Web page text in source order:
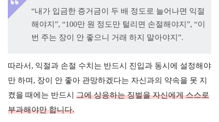
“내가 입금한 증거금이 두 배 정도로 늘어나면 익절
해야지”, “100만 원 정도만 털리면 손절해야지”, “이
번 주는 장이 안 좋으니 거래 하지 말아야지”.
따라서, 익절과 손절 수치는 반드시 진입과 동시에 설정해야
만 하며, 장이 안 좋아 관망하겠다는 자신과의 약속을 못 지
켰을 때에는 반드시 그에 상응하는 징벌을 자신에게 스스로
부과해야만 합니다.